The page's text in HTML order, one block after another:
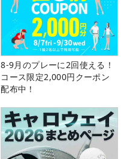
8-9月のプレーに2回使える！
コース限定2,000円クーポン
配布中！